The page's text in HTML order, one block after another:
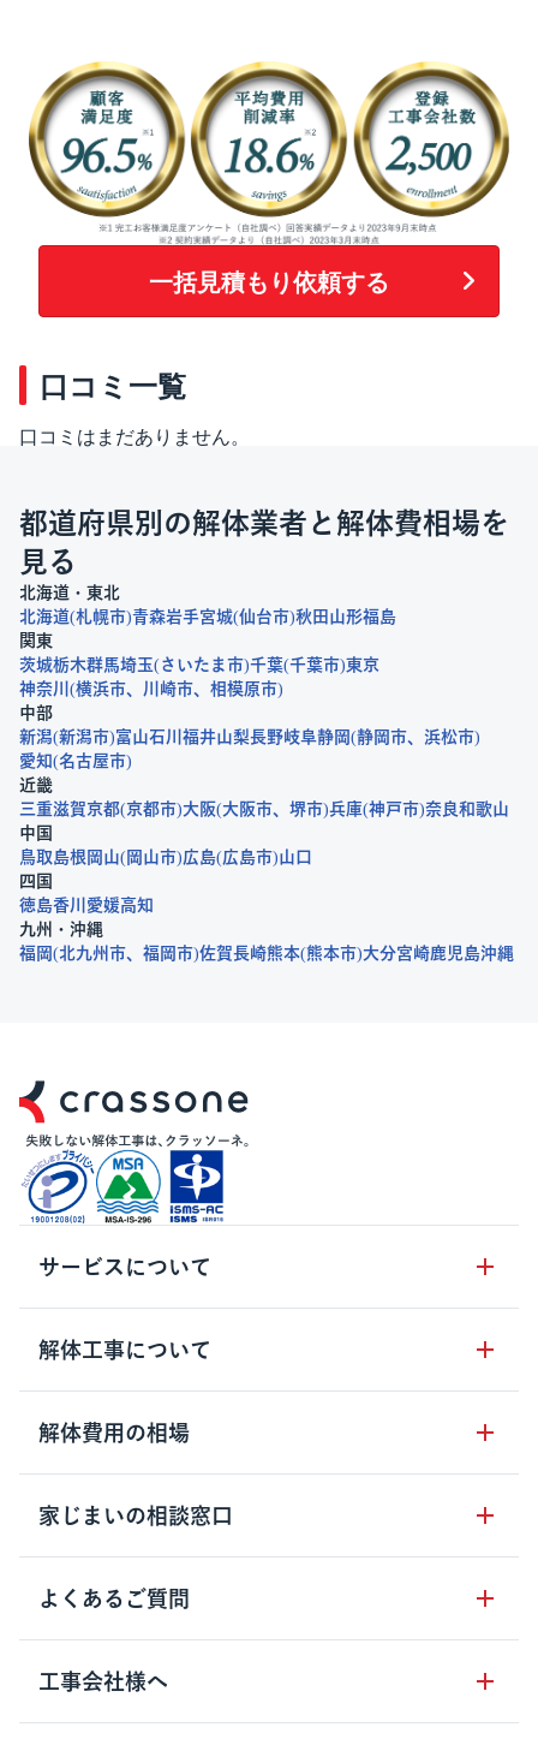
一括見積もり依頼する
口コミ一覧
口コミはまだありません。
都道府県別の解体業者と解体費相場を
見る
北海道・東北
北海道 札幌市 青森岩手宮城 仙台市 秋田 山形福島
関東
茨城栃木群馬埼玉 さいたま市 千葉 千葉市 東京
神奈川
横浜市 川崎市
相模原市
中部
新潟 新潟市 富山石川 福井山梨長野岐阜静岡 静岡市
浜松市
愛知 名古屋市
近畿
三重滋賀京都 京都市 大阪 大阪市 堺市 兵庫 神戸市 奈良和歌山
中国
鳥取 島根 岡山 岡山市 広島 広島市 山口
四国
徳島香川 愛媛高知
九州・沖縄
福岡 北九州市 福岡市 佐賀長崎熊本 熊本市 大分宮崎鹿児島沖縄
サービスについて
サービスの流れ
サービスのメリット
クラッソーネの自治体連携
お客さまの声
空き家の処分を検討のお客様へ
解体工事について
解体工事の基礎知識
解体工事に関わる法律
用語集
解体費用の相場
木造住宅の相場
鉄骨造住宅の相場
RC造住宅の相場
家じまいの相談窓口
家じまいの相談窓口
よくあるご質問
クラッソーネの利用方法
工事の進め方
工事会社様へ